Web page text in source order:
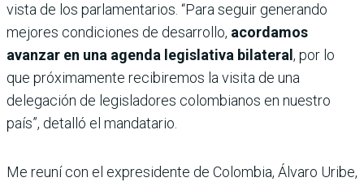
vista de los parlamentarios. “Para seguir generando
mejores condiciones de desarrollo, acordamos
avanzar en una agenda legislativa bilateral , por lo
que próximamente recibiremos la visita de una
delegación de legisladores colombianos en nuestro
país”, detalló el mandatario.
Me reuní con el expresidente de Colombia, Álvaro Uribe,